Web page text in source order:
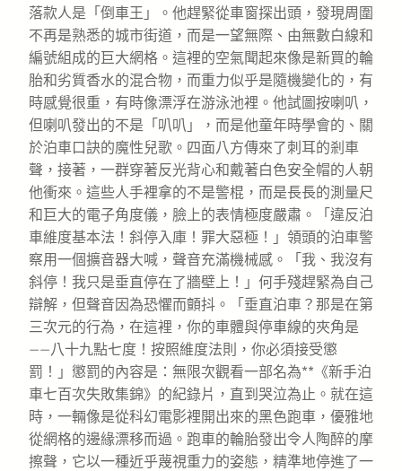
落款人是「倒車王」。他趕緊從車窗探出頭，發現周圍
不再是熟悉的城市街道，而是一望無際、由無數白線和
編號組成的巨大網格。這裡的空氣聞起來像是新買的輪
胎和劣質香水的混合物，而重力似乎是隨機變化的，有
時感覺很重，有時像漂浮在游泳池裡。他試圖按喇叭，
但喇叭發出的不是「叭叭」，而是他童年時學會的、關
於泊車口訣的魔性兒歌。四面八方傳來了刺耳的剎車
聲，接著，一群穿著反光背心和戴著白色安全帽的人朝
他衝來。這些人手裡拿的不是警棍，而是長長的測量尺
和巨大的電子角度儀，臉上的表情極度嚴肅。「違反泊
車維度基本法！斜停入庫！罪大惡極！」領頭的泊車警
察用一個擴音器大喊，聲音充滿機械感。「我、我沒有
斜停！我只是垂直停在了牆壁上！」何手殘趕緊為自己
辯解，但聲音因為恐懼而顫抖。「垂直泊車？那是在第
三次元的行為，在這裡，你的車體與停車線的夾角是
——八十九點七度！按照維度法則，你必須接受懲
罰！」懲罰的內容是：無限次觀看一部名為**《新手泊
車七百次失敗集錦》的紀錄片，直到哭泣為止。就在這
時，一輛像是從科幻電影裡開出來的黑色跑車，優雅地
從網格的邊緣漂移而過。跑車的輪胎發出令人陶醉的摩
擦聲，它以一種近乎蔑視重力的姿態，精準地停進了一